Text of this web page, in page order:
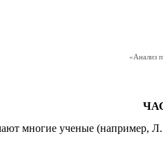
«Анализ
многие ученые (например,